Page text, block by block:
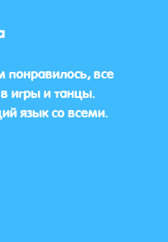
все
игры и танцы.
язык со всеми.